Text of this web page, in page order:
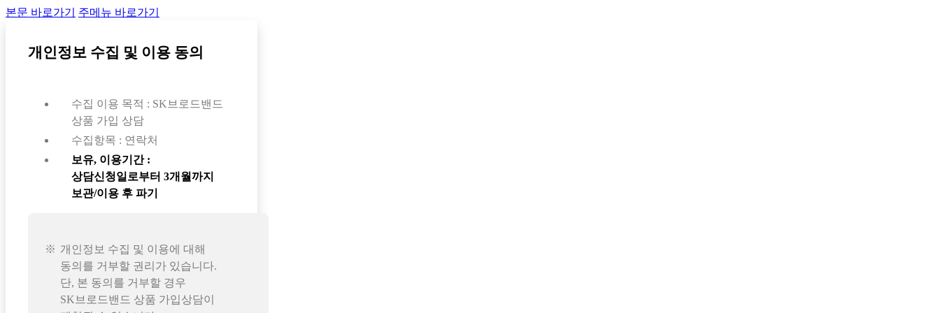
본문 바로가기 주메뉴 바로가기
개인정보 수집 및 이용 동의
수집 이용 목적 : SK브로드밴드
상품 가입 상담
수집항목 : 연락처
보유, 이용기간 :
상담신청일로부터 3개월까지
보관/이용 후 파기
개인정보 수집 및 이용에 대해
동의를 거부할 권리가 있습니다.
단, 본 동의를 거부할 경우
SK브로드밴드 상품 가입상담이